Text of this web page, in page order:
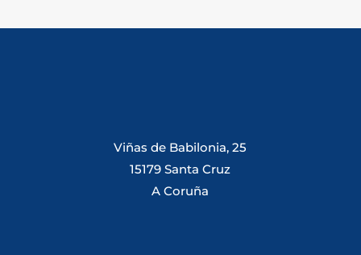
Viñas de Babilonia, 25
15179 Santa Cruz
A Coruña